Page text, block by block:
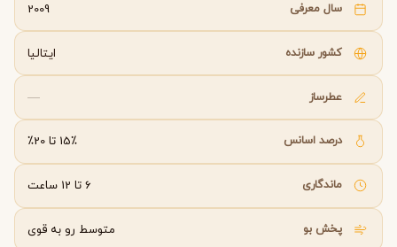
سال معرفی 2009
کشور سازنده ایتالیا
عطرساز —
درصد اسانس 15٪ تا 20٪
ماندگاری 6 تا 12 ساعت
پخش بو متوسط رو به قوی